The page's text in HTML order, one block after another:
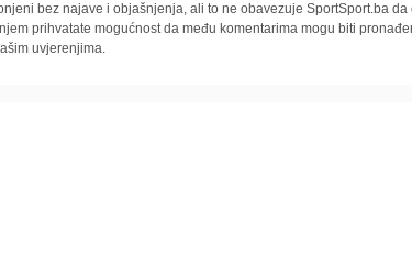
bez najave i objašnjenja, ali to ne obavezuje SportSport.ba da
prihvatate mogućnost da među komentarima mogu biti
uvjerenjima.